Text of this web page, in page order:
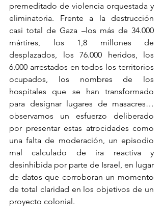
premeditado de violencia orquestada y
eliminatoria. Frente a la destrucción
casi total de Gaza –los más de 34.000
mártires, los 1,8 millones de
desplazados, los 76.000 heridos, los
6.000 arrestados en todos los territorios
ocupados, los nombres de los
hospitales que se han transformado
para designar lugares de masacres…
observamos un esfuerzo deliberado
por presentar estas atrocidades como
una falta de moderación, un episodio
mal calculado de ira reactiva y
desinhibida por parte de Israel, en lugar
de datos que corroboran un momento
de total claridad en los objetivos de un
proyecto colonial.